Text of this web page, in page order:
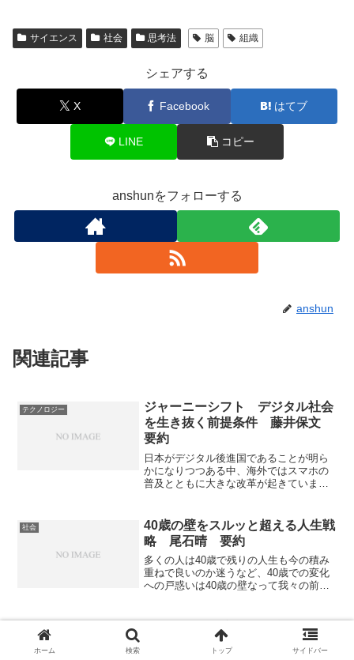
サイエンス 社会 思考法 脳 組織
シェアする
X Facebook はてブ
LINE コピー
anshunをフォローする
anshun
関連記事
テクノロジー
ジャーニーシフト デジタル社会
を生き抜く前提条件 藤井保文
要約
日本がデジタル後進国であることが明ら
かになりつつある中、海外ではスマホの
普及とともに大きな改革が起きていま
性と意味性を分け、どのような行動支援
を行うことができるかを考えることがと
ても重要になっています。行動支援への
変化＝「ジャーニーシフト」をするため
にはどうすればよいのかしることができ
るようになっていきます。
社会
40歳の壁をスルッと超える人生戦
略 尾石晴 要約
多くの人は40歳で残りの人生も今の積み
重ねで良いのか迷うなど、40歳での変化
への戸惑いは40歳の壁なって我々の前に
がとても有効です。「40歳の壁をスルッ
と超えるために必要な人生戦略」を知る
ことができる本になっています。
ニデックの不適切な会計処理の疑
いによるストップ安 どんな疑い
ホーム 検索 トップ サイドバー